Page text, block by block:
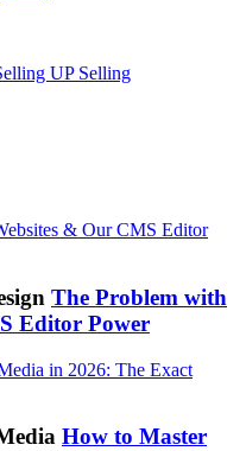
UP Selling
The Problem with
Editor Power
How to Master